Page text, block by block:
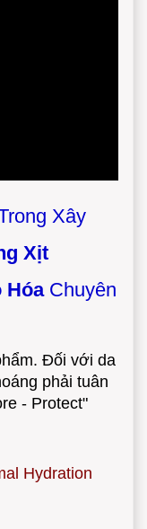
Xây
Xịt
HóaChuyên
Đối với da
phải tuân
- Protect"
Hydration